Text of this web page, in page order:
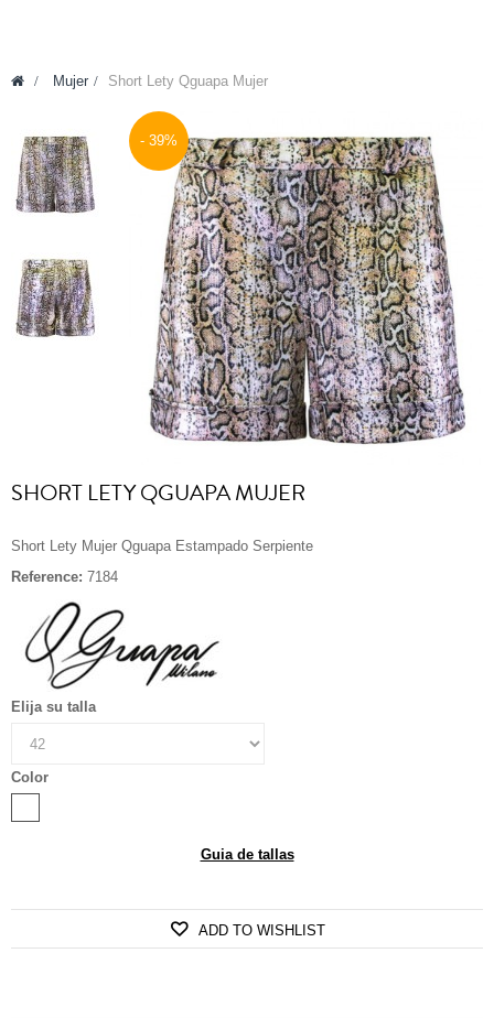
> Mujer > Short Lety Qguapa Mujer
OFERTA
- 39%
SHORT LETY QGUAPA MUJER
Short Lety Mujer Qguapa Estampado Serpiente
Reference: 7184
Elija su talla
Color
Guia de tallas
ADD TO WISHLIST